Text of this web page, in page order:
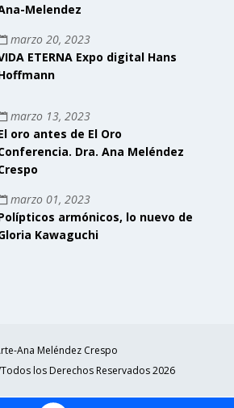
Melendez
marzo 20, 2023
ETERNA Expo digital Hans
marzo 13, 2023
oro antes de El Oro
Dra. Ana Meléndez
marzo 01, 2023
armónicos, lo nuevo de
Kawaguchi
Ana Meléndez Crespo
los Derechos Reservados 2026